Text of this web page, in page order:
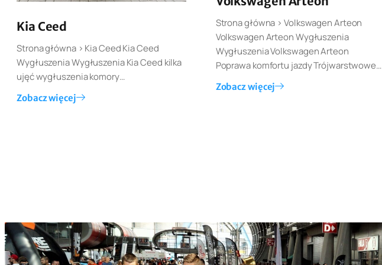
Kia Ceed
Strona główna > Kia Ceed Kia Ceed
Wygłuszenia Wygłuszenia Kia Ceed kilka
ujęć wygłuszenia komory…
Zobacz więcej
Strona główna > Volkswagen Arteon
Volkswagen Arteon Wygłuszenia
Wygłuszenia Volkswagen Arteon
Poprawa komfortu jazdy Trójwarstwowe…
Zobacz więcej